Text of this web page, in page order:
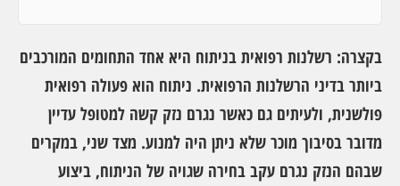
בקצרה: רשלנות רפואית בניתוח היא אחד התחומים המורכבים
ביותר בדיני הרשלנות הרפואית. ניתוח הוא פעולה רפואית
פולשנית, ולעיתים גם כאשר נגרם נזק קשה למטופל עדיין
מדובר בסיבוך מוכר שלא ניתן היה למנוע. מצד שני, במקרים
שבהם הנזק נגרם עקב בחירה שגויה של הניתוח, ביצוע